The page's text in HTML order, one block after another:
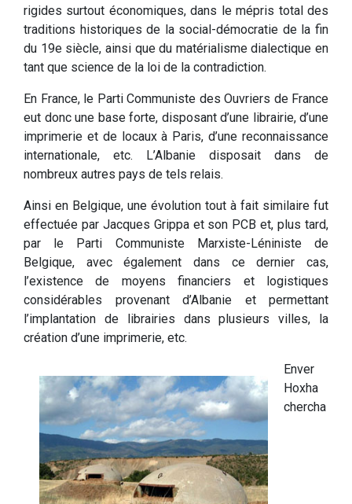
rigides surtout économiques, dans le mépris total des
traditions historiques de la social-démocratie de la fin
du 19e siècle, ainsi que du matérialisme dialectique en
tant que science de la loi de la contradiction.
En France, le Parti Communiste des Ouvriers de France
eut donc une base forte, disposant d’une librairie, d’une
imprimerie et de locaux à Paris, d’une reconnaissance
internationale, etc. L’Albanie disposait dans de
nombreux autres pays de tels relais.
Ainsi en Belgique, une évolution tout à fait similaire fut
effectuée par Jacques Grippa et son PCB et, plus tard,
par le Parti Communiste Marxiste-Léniniste de
Belgique, avec également dans ce dernier cas,
l’existence de moyens financiers et logistiques
considérables provenant d’Albanie et permettant
l’implantation de librairies dans plusieurs villes, la
création d’une imprimerie, etc.
Enver
Hoxha
chercha